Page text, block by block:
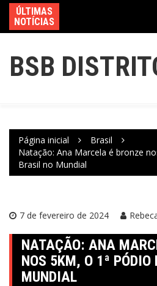
ÚLTIMAS
NOTÍCIAS
BSB
Página inicial
Brasil
Natação: Ana Marcela é bronze
Brasil no Mundial
7 de fevereiro de 2024
NATAÇÃO: ANA
NOS 5KM, O 1ª PÓDIO
MUNDIAL